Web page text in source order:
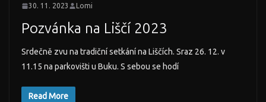
30. 11. 2023 Lomi
Pozvánka na Liščí 2023
Srdečně zvu na tradiční setkání na Liščích. Sraz 26. 12. v
11.15 na parkovišti u Buku. S sebou se hodí
Read More